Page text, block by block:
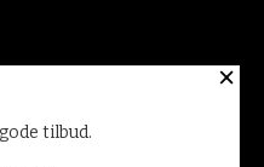
×
tilbud.